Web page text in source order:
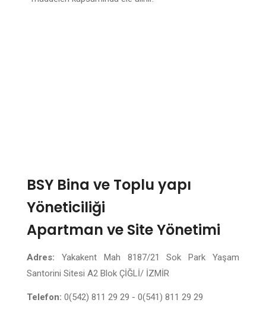
BSY Bina ve Toplu yapı
Yöneticiliği
Apartman ve Site Yönetimi
Adres: Yakakent Mah 8187/21 Sok Park Yaşam
Santorini Sitesi A2 Blok ÇİĞLİ/ İZMİR
Telefon: 0(542) 811 29 29 - 0(541) 811 29 29